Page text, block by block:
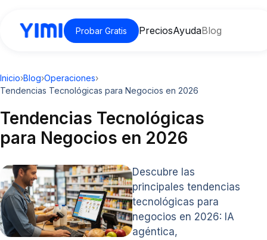
Probar Gratis PreciosAyudaBlog
Inicio›Blog›Operaciones›
Tendencias Tecnológicas para Negocios en 2026
Tendencias Tecnológicas
para Negocios en 2026
Descubre las
principales tendencias
tecnológicas para
negocios en 2026: IA
agéntica,